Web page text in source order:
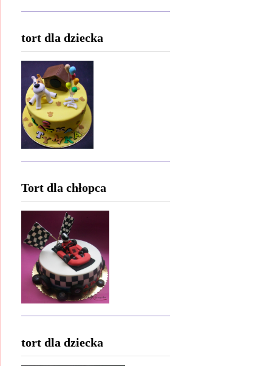
tort dla dziecka
Tort dla chłopca
tort dla dziecka